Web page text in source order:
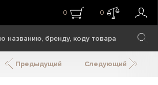
0 0
Предыдущий Следующий